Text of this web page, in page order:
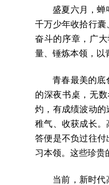
盛夏六月，蝉
千万少年收拾行
奋斗的序章，广
量、锤炼本领，以
青春最美的底
的深夜书桌，无
灼，有成绩波动
稚气、收获成长
答便是不负过往
习本领。这些珍贵
当前，新时